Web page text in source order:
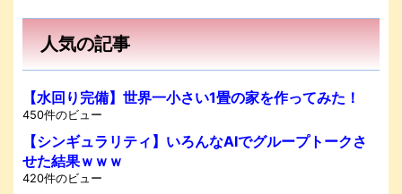
人気の記事
【水回り完備】世界一小さい1畳の家を作ってみた！
450件のビュー
【シンギュラリティ】いろんなAIでグループトークさ
せた結果ｗｗｗ
420件のビュー